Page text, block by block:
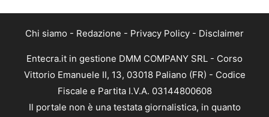
Chi siamo - Redazione - Privacy Policy - Disclaimer
Entecra.it in gestione DMM COMPANY SRL - Corso
Vittorio Emanuele II, 13, 03018 Paliano (FR) - Codice
Fiscale e Partita I.V.A. 03144800608
Il portale non è una testata giornalistica, in quanto